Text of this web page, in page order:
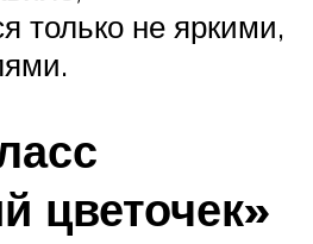
только не яркими,
цветочек»